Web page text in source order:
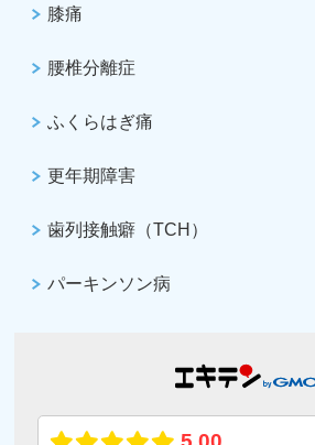
膝痛
腰椎分離症
ふくらはぎ痛
更年期障害
歯列接触癖（TCH）
パーキンソン病